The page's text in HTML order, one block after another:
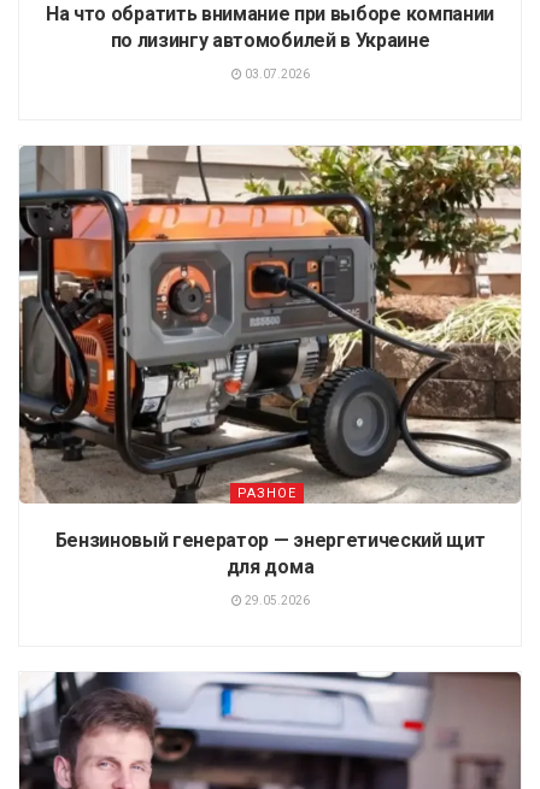
На что обратить внимание при выборе компании
по лизингу автомобилей в Украине
03.07.2026
РАЗНОЕ
Бензиновый генератор — энергетический щит
для дома
29.05.2026